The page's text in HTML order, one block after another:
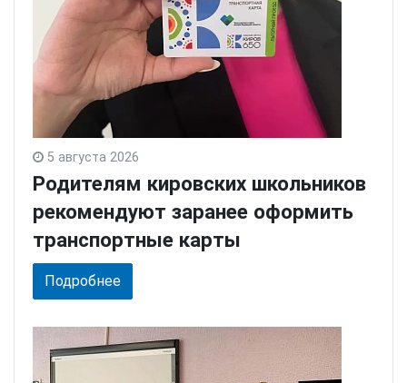
5 августа 2026
Родителям кировских школьников
рекомендуют заранее оформить
транспортные карты
Подробнее